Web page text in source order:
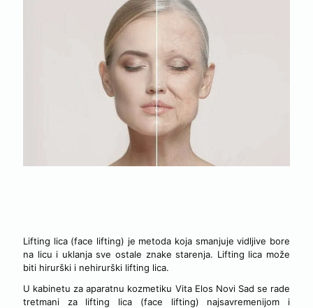
Lifting lica (face lifting) je metoda koja smanjuje vidljive bore
na licu i uklanja sve ostale znake starenja. Lifting lica može
biti hirurški i nehirurški lifting lica.
U kabinetu za aparatnu kozmetiku Vita Elos Novi Sad se rade
tretmani za lifting lica (face lifting) najsavremenijom i